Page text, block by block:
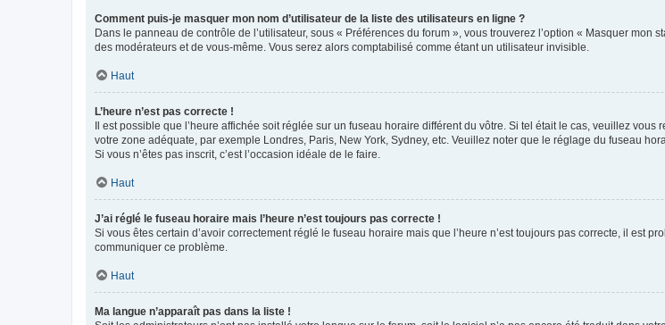
Comment puis-je masquer mon nom d’utilisateur de la liste des utilisateurs en ligne ?
Dans le panneau de contrôle de l’utilisateur, sous « Préférences du forum », vous trouverez l’option « Masquer
des modérateurs et de vous-même. Vous serez alors comptabilisé comme étant un utilisateur invisible.
Haut
L’heure n’est pas correcte !
Il est possible que l’heure affichée soit réglée sur un fuseau horaire différent du vôtre. Si tel était le cas, veuillez
votre zone adéquate, par exemple Londres, Paris, New York, Sydney, etc. Veuillez noter que le réglage du fuseau
Si vous n’êtes pas inscrit, c’est l’occasion idéale de le faire.
Haut
J’ai réglé le fuseau horaire mais l’heure n’est toujours pas correcte !
Si vous êtes certain d’avoir correctement réglé le fuseau horaire mais que l’heure n’est toujours pas correcte, il est
communiquer ce problème.
Haut
Ma langue n’apparaît pas dans la liste !